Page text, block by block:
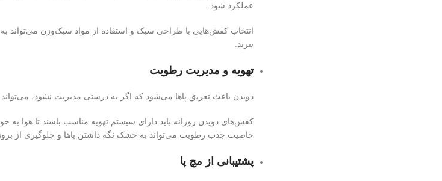
عملکرد شود.
انتخاب کفش‌هایی با طراحی سبک و استفاده از مواد سبک‌وزن می‌تواند
ببرند.
تهویه و مدیریت رطوبت
دویدن باعث تعریق پاها می‌شود که اگر به درستی مدیریت نشود،
کفش‌های دویدن روزانه باید دارای سیستم تهویه مناسب باشند تا هوا به
خاصیت جذب رطوبت می‌تواند به خشک نگه داشتن پاها و جلوگیری از
پشتیبانی از مچ پا